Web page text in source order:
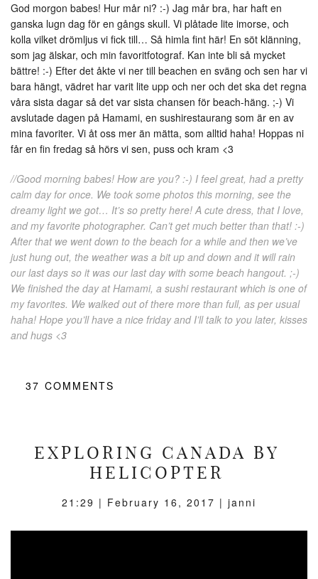
God morgon babes! Hur mår ni? :-) Jag mår bra, har haft en
ganska lugn dag för en gångs skull. Vi plåtade lite imorse, och
kolla vilket drömljus vi fick till… Så himla fint här! En söt klänning,
som jag älskar, och min favoritfotograf. Kan inte bli så mycket
bättre! :-) Efter det åkte vi ner till beachen en sväng och sen har vi
bara hängt, vädret har varit lite upp och ner och det ska det regna
våra sista dagar så det var sista chansen för beach-häng. ;-) Vi
avslutade dagen på Hamami, en sushirestaurang som är en av
mina favoriter. Vi åt oss mer än mätta, som alltid haha! Hoppas ni
får en fin fredag så hörs vi sen, puss och kram <3
//Good morning babes! How are you? :-) I feel great, had a pretty
calm day for once. We took some photos this morning, see the
dreamy light we got… It’s so pretty here! A cute dress, that I love,
and my favorite photographer. Can’t get much better than that! :-)
After that we went down to the beach for a while and then we’ve
just hung out, the weather was a bit up and down and it will rain
our last days so it was our last day with some beach hangout. ;-)
We finished the day at Hamami, a sushi restaurant which is one of
my favorites. We walked out of there more than full, as per usual
haha! Hope you’ll have a nice friday and I’ll talk to you later, kisses
and hugs <3
37 COMMENTS
EXPLORING CANADA BY
HELICOPTER
21:29 | February 16, 2017 | janni